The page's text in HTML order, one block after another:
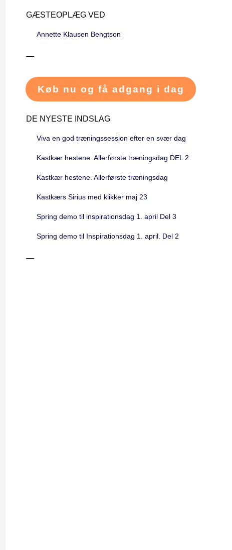
GÆSTEOPLÆG VED
Annette Klausen Bengtson
Køb nu og få adgang i dag
DE NYESTE INDSLAG
Viva en god træningssession efter en svær dag
Kastkær hestene. Allerførste træningsdag DEL 2
Kastkær hestene. Allerførste træningsdag
Kastkærs Sirius med klikker maj 23
Spring demo til inspirationsdag 1. april Del 3
Spring demo til Inspirationsdag 1. april. Del 2